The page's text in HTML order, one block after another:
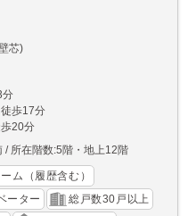
芯)
分
歩17分
20分
所在階数:5階・地上12階
ム（履歴含む）
ーター
総戸数30戸以上